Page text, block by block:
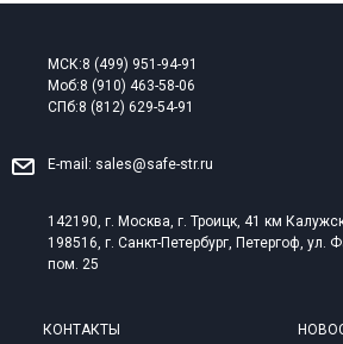
МСК:8 (499) 951-94-91
Моб:8 (910) 463-58-06
СПб:8 (812) 629-54-91
E-mail: sales@safe-str.ru
142190, г. Москва, г. Троицк, 41 км
198516, г. Санкт-Петербург, Петергоф, ул.
пом. 25
КОНТАКТЫ